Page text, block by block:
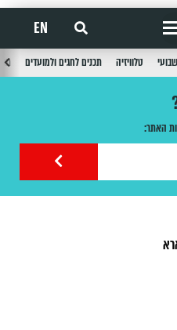
EN
טלוויזיה תכנים לחגים ולמועדים
האתר: